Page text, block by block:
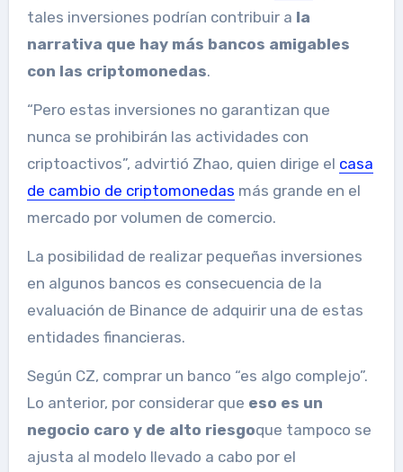
tales inversiones podrían contribuir a la
narrativa que hay más bancos amigables
con las criptomonedas.
“Pero estas inversiones no garantizan que
nunca se prohibirán las actividades con
criptoactivos”, advirtió Zhao, quien dirige el casa
de cambio de criptomonedas más grande en el
mercado por volumen de comercio.
La posibilidad de realizar pequeñas inversiones
en algunos bancos es consecuencia de la
evaluación de Binance de adquirir una de estas
entidades financieras.
Según CZ, comprar un banco “es algo complejo”.
Lo anterior, por considerar que eso es un
negocio caro y de alto riesgoque tampoco se
ajusta al modelo llevado a cabo por el